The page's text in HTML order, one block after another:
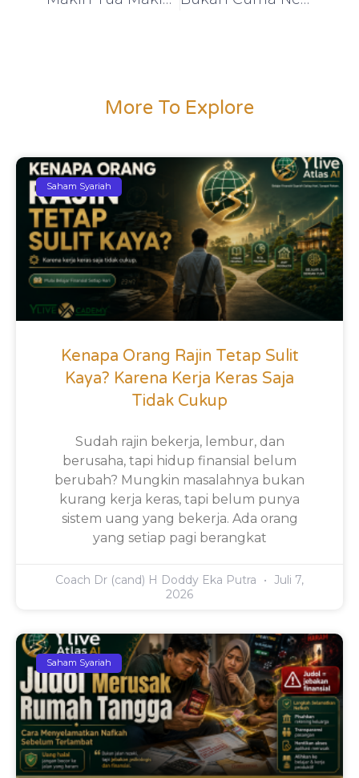
More To Explore
Saham Syariah
Kenapa Orang Rajin Tetap Sulit
Kaya? Karena Kerja Keras Saja
Tidak Cukup
Sudah rajin bekerja, lembur, dan
berusaha, tapi hidup finansial belum
berubah? Mungkin masalahnya bukan
kurang kerja keras, tapi belum punya
sistem uang yang bekerja. Ada orang
yang setiap pagi berangkat
Coach Dr (cand) H Doddy Eka Putra
Juli 7,
2026
Saham Syariah